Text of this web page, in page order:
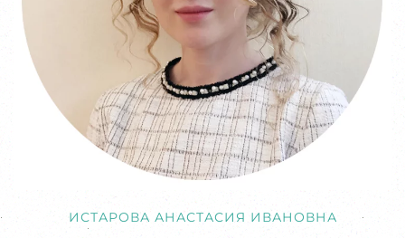
ИСТАРОВА АНАСТАСИЯ ИВАНОВНА